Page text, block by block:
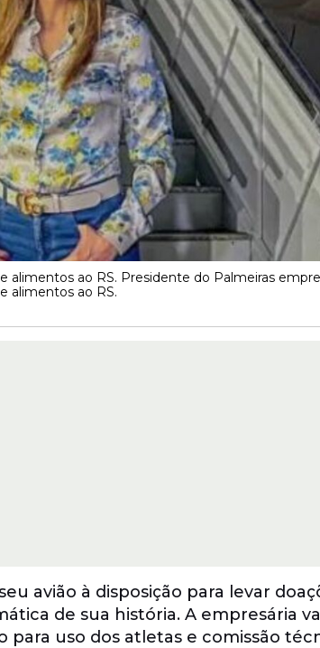
alimentos ao RS. Presidente do Palmeiras
alimentos ao RS.
avião à disposição para levar
de sua história. A empresária
uso dos atletas e comissão